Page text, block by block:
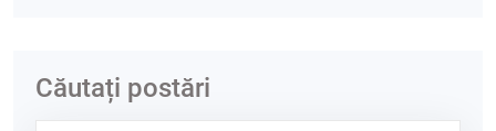
Căutați postări